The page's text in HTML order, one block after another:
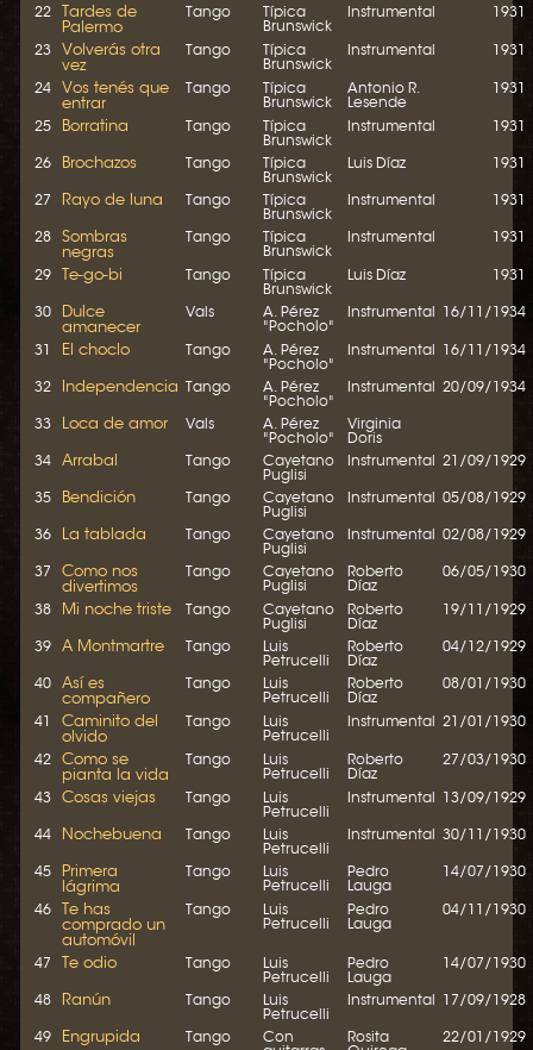
22 Tardes de
Palermo
Tango
Típica
Brunswick
Instrumental 1931
23 Volverás otra
vez
Tango
Típica
Brunswick
Instrumental 1931
24 Vos tenés que
entrar
Tango
Típica
Brunswick
Antonio R.
Lesende
1931
25 Borratina Tango
Típica
Brunswick
Instrumental 1931
26 Brochazos Tango
Típica
Brunswick
Luis Díaz 1931
27 Rayo de luna Tango
Típica
Brunswick
Instrumental 1931
28 Sombras
negras
Tango
Típica
Brunswick
Instrumental 1931
29 Te-go-bi Tango
Típica
Brunswick
Luis Díaz 1931
30 Dulce
amanecer
Vals
A. Pérez
"Pocholo"
Instrumental 16/11/1934
31 El choclo Tango
A. Pérez
"Pocholo"
Instrumental 16/11/1934
32 Independencia Tango
A. Pérez
"Pocholo"
Instrumental 20/09/1934
33 Loca de amor Vals
A. Pérez
"Pocholo"
Virginia
Doris
34
Arrabal Tango
Cayetano
Puglisi
Instrumental 21/09/1929
35 Bendición Tango
Cayetano
Puglisi
Instrumental 05/08/1929
36 La tablada Tango
Cayetano
Puglisi
Instrumental 02/08/1929
37 Como nos
divertimos
Tango
Cayetano
Puglisi
Roberto
Díaz
06/05/1930
38 Mi noche triste Tango
Cayetano
Puglisi
Roberto
Díaz
19/11/1929
39 A Montmartre Tango
Luis
Petrucelli
Roberto
Díaz
04/12/1929
40 Así es
compañero
Tango
Luis
Petrucelli
Roberto
Díaz
08/01/1930
41 Caminito del
olvido
Tango
Luis
Petrucelli
Instrumental 21/01/1930
42 Como se
pianta la vida
Tango
Luis
Petrucelli
Roberto
Díaz
27/03/1930
43 Cosas viejas Tango
Luis
Petrucelli
Instrumental 13/09/1929
44 Nochebuena Tango
Luis
Petrucelli
Instrumental 30/11/1930
45 Primera
lágrima
Tango
Luis
Petrucelli
Pedro
Lauga
14/07/1930
46 Te has
comprado un
automóvil
Tango
Luis
Petrucelli
Pedro
Lauga
04/11/1930
47 Te odio Tango
Luis
Petrucelli
Pedro
Lauga
14/07/1930
48 Ranún Tango
Luis
Petrucelli
Instrumental 17/09/1928
49 Engrupida Tango
Con
Rosita
22/01/1929